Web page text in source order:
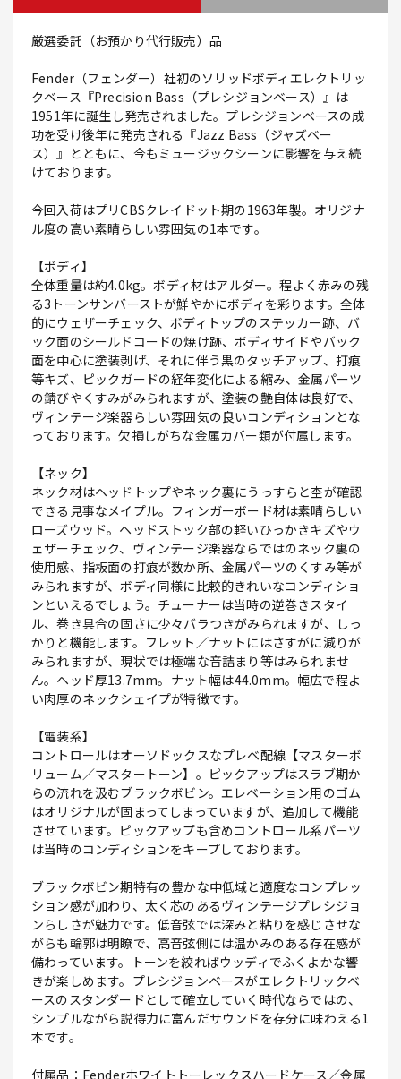
厳選委託（お預かり代行販売）品
Fender（フェンダー）社初のソリッドボディエレクトリッ
クベース『Precision Bass（プレシジョンベース）』は
1951年に誕生し発売されました。プレシジョンベースの成
功を受け後年に発売される『Jazz Bass（ジャズベー
ス）』とともに、今もミュージックシーンに影響を与え続
けております。
今回入荷はプリCBSクレイドット期の1963年製。オリジナ
ル度の高い素晴らしい雰囲気の1本です。
【ボディ】
全体重量は約4.0kg。ボディ材はアルダー。程よく赤みの残
る3トーンサンバーストが鮮やかにボディを彩ります。全体
的にウェザーチェック、ボディトップのステッカー跡、バ
ック面のシールドコードの焼け跡、ボディサイドやバック
面を中心に塗装剥げ、それに伴う黒のタッチアップ、打痕
等キズ、ピックガードの経年変化による縮み、金属パーツ
の錆びやくすみがみられますが、塗装の艶自体は良好で、
ヴィンテージ楽器らしい雰囲気の良いコンディションとな
っております。欠損しがちな金属カバー類が付属します。
【ネック】
ネック材はヘッドトップやネック裏にうっすらと杢が確認
できる見事なメイプル。フィンガーボード材は素晴らしい
ローズウッド。ヘッドストック部の軽いひっかきキズやウ
ェザーチェック、ヴィンテージ楽器ならではのネック裏の
使用感、指板面の打痕が数か所、金属パーツのくすみ等が
みられますが、ボディ同様に比較的きれいなコンディショ
ンといえるでしょう。チューナーは当時の逆巻きスタイ
ル、巻き具合の固さに少々バラつきがみられますが、しっ
かりと機能します。フレット／ナットにはさすがに減りが
みられますが、現状では極端な音詰まり等はみられませ
ん。ヘッド厚13.7mm。ナット幅は44.0mm。幅広で程よ
い肉厚のネックシェイプが特徴です。
【電装系】
コントロールはオーソドックスなプレベ配線【マスターボ
リューム／マスタートーン】。ピックアップはスラブ期か
らの流れを汲むブラックボビン。エレベーション用のゴム
はオリジナルが固まってしまっていますが、追加して機能
させています。ピックアップも含めコントロール系パーツ
は当時のコンディションをキープしております。
ブラックボビン期特有の豊かな中低域と適度なコンプレッ
ション感が加わり、太く芯のあるヴィンテージプレシジョ
ンらしさが魅力です。低音弦では深みと粘りを感じさせな
がらも輪郭は明瞭で、高音弦側には温かみのある存在感が
備わっています。トーンを絞ればウッディでふくよかな響
きが楽しめます。プレシジョンベースがエレクトリックベ
ースのスタンダードとして確立していく時代ならではの、
シンプルながら説得力に富んだサウンドを存分に味わえる1
本です。
付属品：Fenderホワイトトーレックスハードケース／金属